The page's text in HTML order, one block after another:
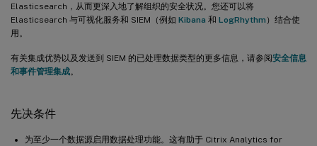
Elasticsearch，从而更深入地了解组织的安全状况。您还可以将
Elasticsearch 与可视化服务和 SIEM（例如 Kibana 和 LogRhythm ）结合使
用。
有关集成优势以及发送到 SIEM 的已处理数据类型的更多信息，请参阅安全信息
和事件管理集成。
先决条件
为至少一个数据源启用数据处理功能。这有助于 Citrix Analytics for